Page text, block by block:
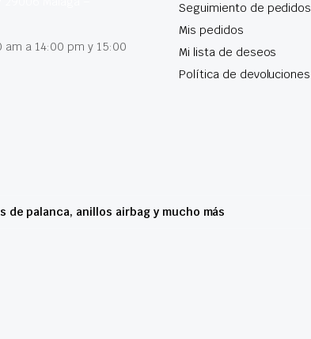
am a 14:00 pm y 15:00
Seguimiento de pedidos
Mis pedidos
Mi lista de deseos
Política de devoluciones
palanca, anillos airbag y mucho más